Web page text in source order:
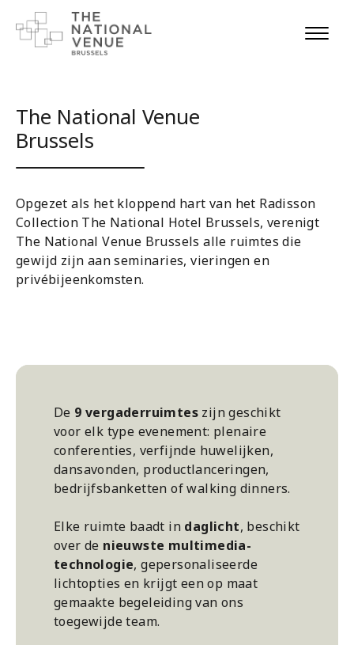
The National Venue
Brussels
Opgezet als het kloppend hart van het Radisson
Collection The National Hotel Brussels, verenigt
The National Venue Brussels alle ruimtes die
gewijd zijn aan seminaries, vieringen en
privébijeenkomsten.
De 9 vergaderruimtes zijn geschikt
voor elk type evenement: plenaire
conferenties, verfijnde huwelijken,
dansavonden, productlanceringen,
bedrijfsbanketten of walking dinners.
Elke ruimte baadt in daglicht, beschikt
over de nieuwste multimedia-
technologie, gepersonaliseerde
lichtopties en krijgt een op maat
gemaakte begeleiding van ons
toegewijde team.